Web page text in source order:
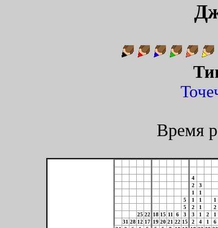
Время
4
2
3
1
1
5
1 1
1
5
2 1
2
25 22 18 15 11 6 3 3 1 2
1
31 28 12 17 19 20 21 22 15 2 4 1
6